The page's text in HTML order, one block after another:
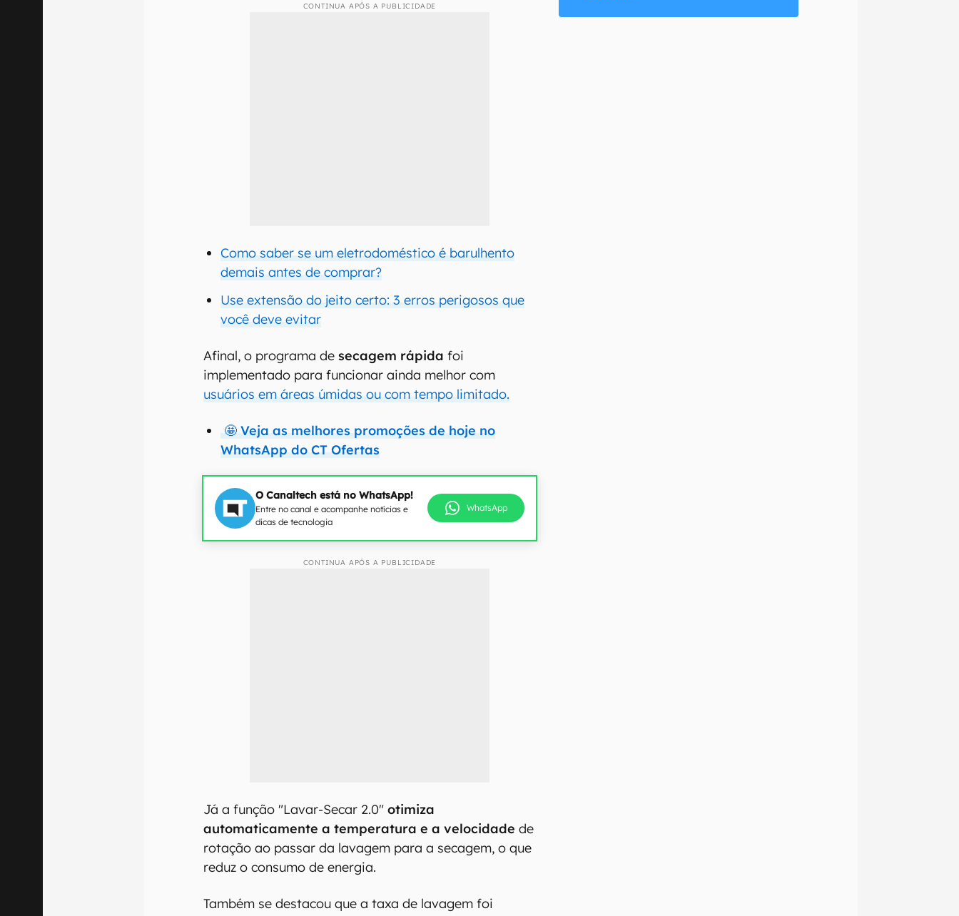
CONTINUA APÓS A PUBLICIDADE
Como saber se um eletrodoméstico é barulhento
demais antes de comprar?
Use extensão do jeito certo: 3 erros perigosos que
você deve evitar
Afinal, o programa desecagem rápida foi
implementado para funcionar ainda melhor com
usuários em áreas úmidas ou com tempo limitado.
🤩 Veja as melhores promoções de hoje no
WhatsApp do CT Ofertas
O Canaltech está no WhatsApp!
Entre no canal e acompanhe notícias e
dicas de tecnologia
WhatsApp
CONTINUA APÓS A PUBLICIDADE
Já a função "Lavar-Secar 2.0"otimiza
automaticamente a temperatura e a velocidade de
rotação ao passar da lavagem para a secagem, o que
reduz o consumo de energia.
Também se destacou que a taxa de lavagem foi